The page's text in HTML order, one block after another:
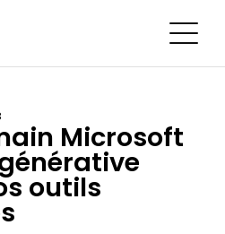
Microsoft
outils